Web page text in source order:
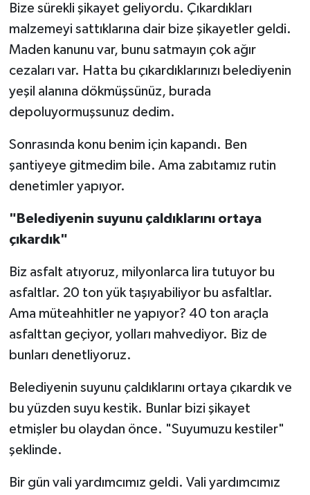
Bize sürekli şikayet geliyordu. Çıkardıkları
malzemeyi sattıklarına dair bize şikayetler geldi.
Maden kanunu var, bunu satmayın çok ağır
cezaları var. Hatta bu çıkardıklarınızı belediyenin
yeşil alanına dökmüşsünüz, burada
depoluyormuşsunuz dedim.
Sonrasında konu benim için kapandı. Ben
şantiyeye gitmedim bile. Ama zabıtamız rutin
denetimler yapıyor.
"Belediyenin suyunu çaldıklarını ortaya
çıkardık"
Biz asfalt atıyoruz, milyonlarca lira tutuyor bu
asfaltlar. 20 ton yük taşıyabiliyor bu asfaltlar.
Ama müteahhitler ne yapıyor? 40 ton araçla
asfalttan geçiyor, yolları mahvediyor. Biz de
bunları denetliyoruz.
Belediyenin suyunu çaldıklarını ortaya çıkardık ve
bu yüzden suyu kestik. Bunlar bizi şikayet
etmişler bu olaydan önce. "Suyumuzu kestiler"
şeklinde.
Bir gün vali yardımcımız geldi. Vali yardımcımız